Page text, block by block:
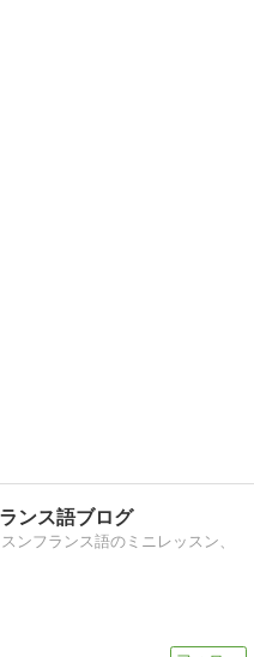
ンス語ブログ
ンフランス語のミニレッスン、